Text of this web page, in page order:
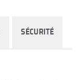
SÉCURITÉ